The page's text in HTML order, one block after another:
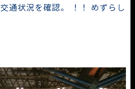
通状況を確認。 ！！ めずらし